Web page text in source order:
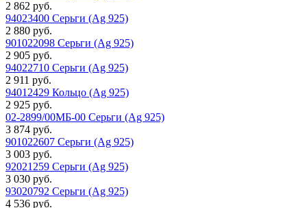
2 862 руб.
94023400 Серьги (Ag 925)
2 880 руб.
901022098 Серьги (Ag 925)
2 905 руб.
94022710 Серьги (Ag 925)
2 911 руб.
94012429 Кольцо (Ag 925)
2 925 руб.
02-2899/00МБ-00 Серьги (Ag 925)
3 874 руб.
901022607 Серьги (Ag 925)
3 003 руб.
92021259 Серьги (Ag 925)
3 030 руб.
93020792 Серьги (Ag 925)
4 536 руб.